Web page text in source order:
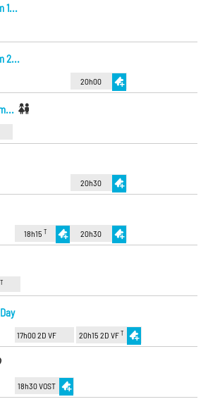
1...
2...
20h00
20h30
18h15 T 20h30
T
17h00 2D VF 20h15 2D VFT
18h30 VOST